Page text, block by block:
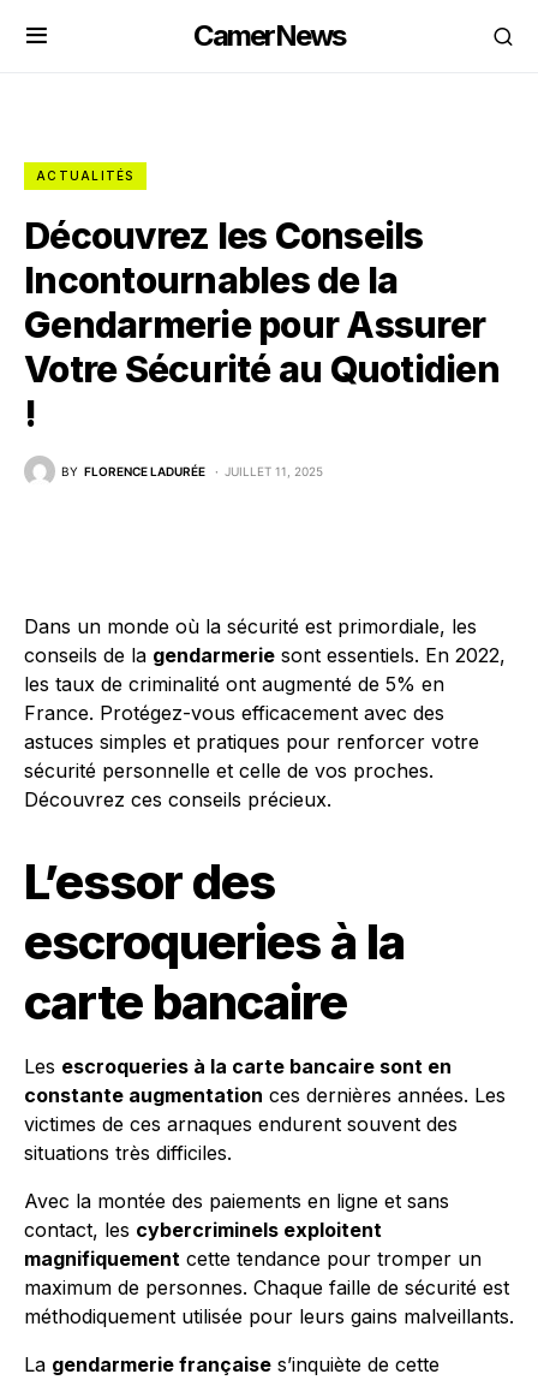
CamerNews
ACTUALITÉS
Découvrez les Conseils
Incontournables de la
Gendarmerie pour Assurer
Votre Sécurité au Quotidien
!
BY FLORENCE LADURÉE JUILLET 11, 2025
Dans un monde où la sécurité est primordiale, les
conseils de la gendarmerie sont essentiels. En 2022,
les taux de criminalité ont augmenté de 5% en
France. Protégez-vous efficacement avec des
astuces simples et pratiques pour renforcer votre
sécurité personnelle et celle de vos proches.
Découvrez ces conseils précieux.
L’essor des
escroqueries à la
carte bancaire
Les escroqueries à la carte bancaire sont en
constante augmentation ces dernières années. Les
victimes de ces arnaques endurent souvent des
situations très difficiles.
Avec la montée des paiements en ligne et sans
contact, les cybercriminels exploitent
magnifiquement cette tendance pour tromper un
maximum de personnes. Chaque faille de sécurité est
méthodiquement utilisée pour leurs gains malveillants.
La gendarmerie française s’inquiète de cette